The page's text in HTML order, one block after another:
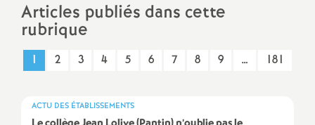
N
Articles publiés dans cette
rubrique
1 2 3 4 5 6 7 8 9 … 181
ACTU DES ÉTABLISSEMENTS